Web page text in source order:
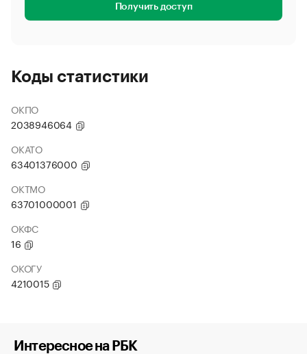
Получить доступ
Коды статистики
ОКПО
2038946064
ОКАТО
63401376000
ОКТМО
63701000001
ОКФС
16
ОКОГУ
4210015
Интересное на РБК